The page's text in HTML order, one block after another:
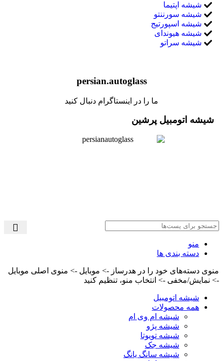
شیشه اپتیما
شیشه سورننتو
شیشه اسپورتیج
شیشه هیوندای
شیشه سراتو
persian.autoglass
ما را در اینستاگرام دنبال کنید
شیشه اتومبیل پرشین
منو
دسته بندی ها
منوی دسته‌های خود را در هدرساز -> موبایل -> منوی اصلی موبایل
-> نمایش/مخفی -> انتخاب منو، تنظیم کنید
شیشه اتومبیل
همه محصولات
شیشه ام وی ام
شیشه پژو
شیشه تویوتا
شیشه جک
شیشه سانگ یانگ